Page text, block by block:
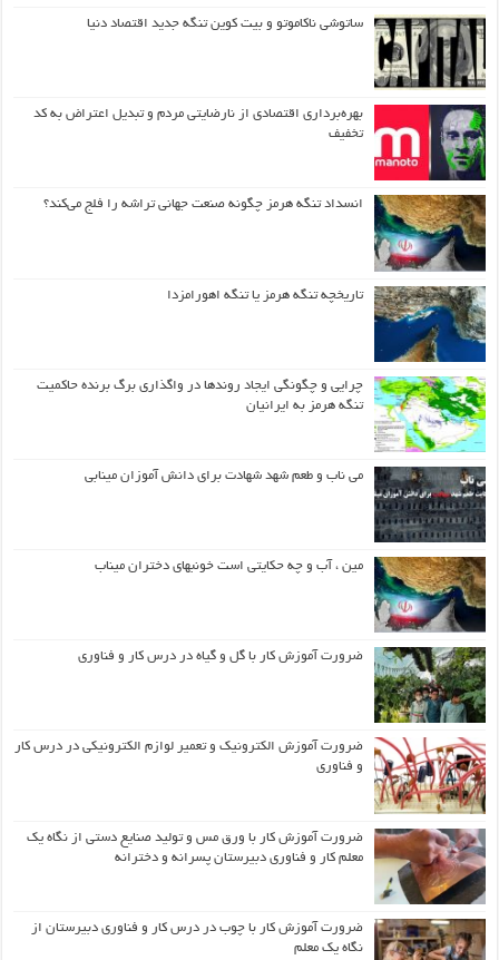
ساتوشی ناکاموتو و بیت کوین تنگه جدید اقتصاد دنیا
بهره‌برداری اقتصادی از نارضایتی مردم و تبدیل اعتراض به کد
تخفیف
انسداد تنگه هرمز چگونه صنعت جهانی تراشه را فلج می‌کند؟
تاریخچه تنگه هرمز یا تنگه اهورامزدا
چرایی و چگونگی ایجاد روندها در واگذاری برگ برنده حاکمیت
تنگه هرمز به ایرانیان
می ناب و طعم شهد شهادت برای دانش آموزان مینابی
مین ، آب و چه حکایتی است خونبهای دختران میناب
ضرورت آموزش کار با گل و گیاه در درس کار و فناوری
ضرورت آموزش الکترونیک و تعمیر لوازم الکترونیکی در درس کار
و فناوری
ضرورت آموزش کار با ورق مس و تولید صنایع دستی از نگاه یک
معلم کار و فناوری دبیرستان پسرانه و دخترانه
ضرورت آموزش کار با چوب در درس کار و فناوری دبیرستان از
نگاه یک معلم